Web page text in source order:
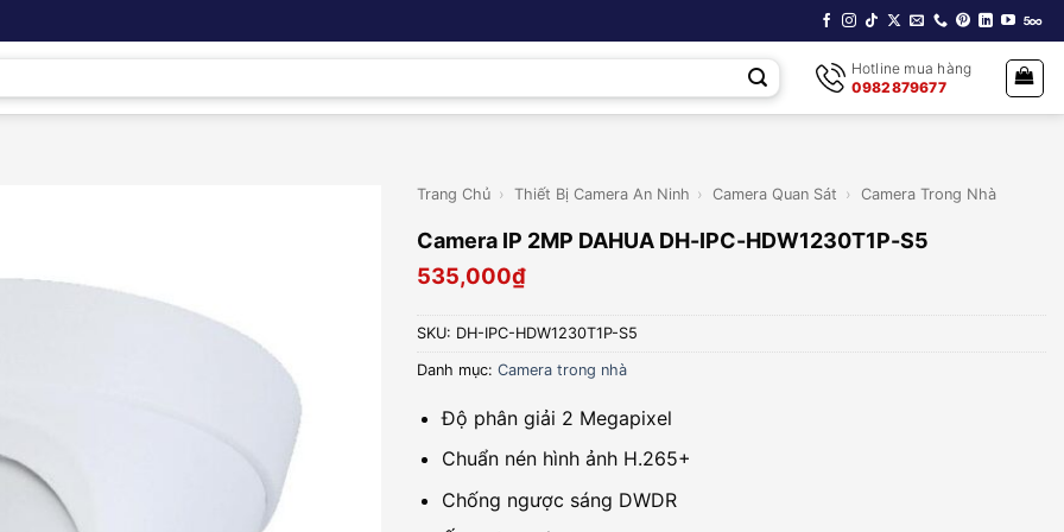
Hotline mua hàng
0982879677
Trang Chủ › Thiết Bị Camera An Ninh › Camera Quan Sát › Camera Trong Nhà
Camera IP 2MP DAHUA DH-IPC-HDW1230T1P-S5
535,000₫
SKU: DH-IPC-HDW1230T1P-S5
Danh mục: Camera trong nhà
Độ phân giải 2 Megapixel
Chuẩn nén hình ảnh H.265+
Chống ngược sáng DWDR